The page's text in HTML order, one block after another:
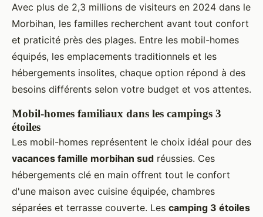
Avec plus de 2,3 millions de visiteurs en 2024 dans le
Morbihan, les familles recherchent avant tout confort
et praticité près des plages. Entre les mobil-homes
équipés, les emplacements traditionnels et les
hébergements insolites, chaque option répond à des
besoins différents selon votre budget et vos attentes.
Mobil-homes familiaux dans les campings 3
étoiles
Les mobil-homes représentent le choix idéal pour des
vacances famille morbihan sud réussies. Ces
hébergements clé en main offrent tout le confort
d'une maison avec cuisine équipée, chambres
séparées et terrasse couverte. Les camping 3 étoiles